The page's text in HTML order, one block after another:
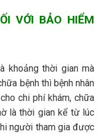
VỚI BẢO HIỂM
khoảng thời gian mà
bệnh thì bệnh nhân
chi phí khám, chữa
là thời gian kể từ lúc
người tham gia được